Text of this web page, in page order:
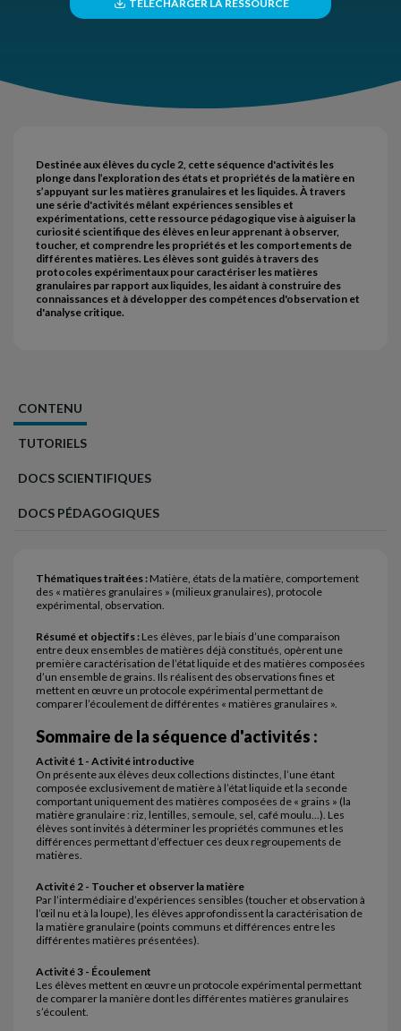
TÉLÉCHARGER LA RESSOURCE
Destinée aux élèves du cycle 2, cette séquence d'activités les
plonge dans l’exploration des états et propriétés de la matière en
s’appuyant sur les matières granulaires et les liquides. À travers
une série d'activités mêlant expériences sensibles et
expérimentations, cette ressource pédagogique vise à aiguiser la
curiosité scientifique des élèves en leur apprenant à observer,
toucher, et comprendre les propriétés et les comportements de
différentes matières. Les élèves sont guidés à travers des
protocoles expérimentaux pour caractériser les matières
granulaires par rapport aux liquides, les aidant à construire des
connaissances et à développer des compétences d'observation et
d'analyse critique.
CONTENU
TUTORIELS
DOCS SCIENTIFIQUES
DOCS PÉDAGOGIQUES
Thématiques traitées : Matière, états de la matière, comportement
des « matières granulaires » (milieux granulaires), protocole
expérimental, observation.
Résumé et objectifs : Les élèves, par le biais d’une comparaison
entre deux ensembles de matières déjà constitués, opèrent une
première caractérisation de l’état liquide et des matières composées
d’un ensemble de grains. Ils réalisent des observations fines et
mettent en œuvre un protocole expérimental permettant de
comparer l’écoulement de différentes « matières granulaires ».
Sommaire de la séquence d'activités :
Activité 1 - Activité introductive
On présente aux élèves deux collections distinctes, l’une étant
composée exclusivement de matière à l’état liquide et la seconde
comportant uniquement des matières composées de « grains » (la
matière granulaire : riz, lentilles, semoule, sel, café moulu...). Les
élèves sont invités à déterminer les propriétés communes et les
différences permettant d’effectuer ces deux regroupements de
matières.
Activité 2 - Toucher et observer la matière
Par l’intermédiaire d’expériences sensibles (toucher et observation à
l’œil nu et à la loupe), les élèves approfondissent la caractérisation de
la matière granulaire (points communs et différences entre les
différentes matières présentées).
Activité 3 - Écoulement
Les élèves mettent en œuvre un protocole expérimental permettant
de comparer la manière dont les différentes matières granulaires
s’écoulent.